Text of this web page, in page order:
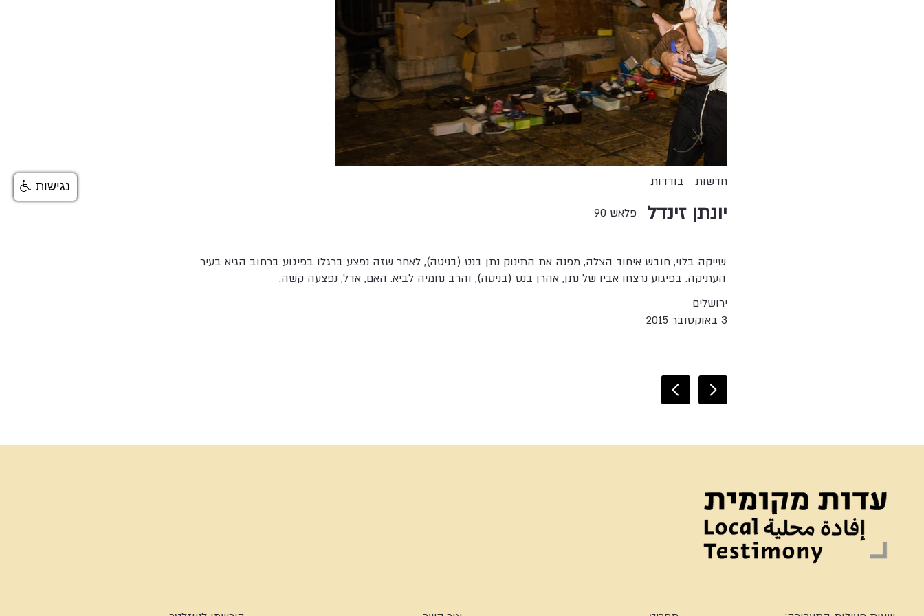
בודדות חדשות
יונתן זינדל פלאש 90
שייקה בלוי, חובש איחוד הצלה, מפנה את התינוק נתן בנט (בניטה), לאחר שזה נפצע ברגלו בפיגוע ברחוב הגיא בעיר
העתיקה. בפיגוע נרצחו אביו של נתן, אהרן בנט (בניטה), והרב נחמיה לביא. האם, אדל, נפצעה קשה.
ירושלים
3 באוקטובר 2015
נגישות